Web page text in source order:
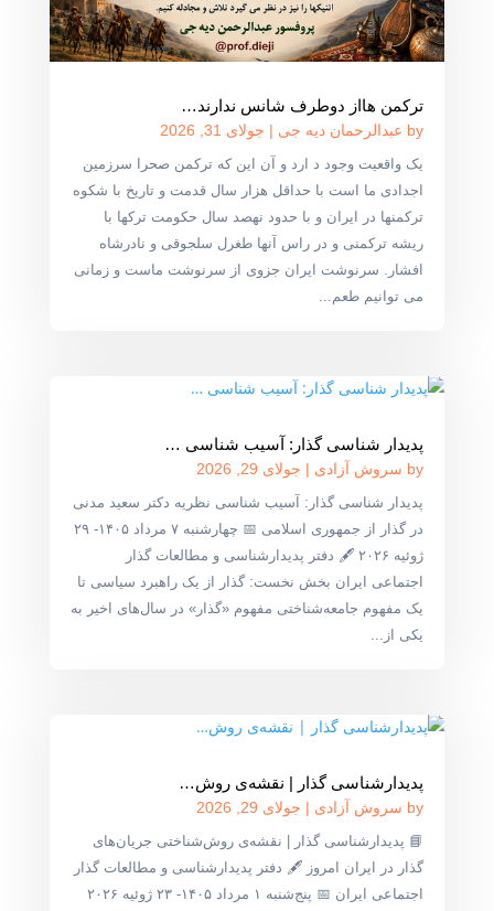
ترکمن هااز دوطرف شانس ندارند…
by عبدالرحمان دیه جی | جولای 31, 2026
یک واقعیت وجود د ارد و آن این که ترکمن صحرا سرزمین
اجدادی ما است با حداقل هزار سال قدمت و تاریخ با شکوه
ترکمنها در ایران و با حدود نهصد سال حکومت ترکها با
ریشه ترکمنی و در راس آنها طغرل سلجوقی و نادرشاه
افشار. سرنوشت ایران جزوی از سرنوشت ماست و زمانی
می توانیم طعم...
پدیدار شناسی گذار: آسیب شناسی …
by سروش آزادی | جولای 29, 2026
پدیدار شناسی گذار: آسیب شناسی نظریه دکتر سعید مدنی
در گذار از جمهوری اسلامی 📅 چهارشنبه ۷ مرداد ۱۴۰۵- ۲۹
ژوئیه ۲۰۲۶ 🖋 دفتر پدیدارشناسی و مطالعات گذار
اجتماعی ایران بخش نخست: گذار از یک راهبرد سیاسی تا
یک مفهوم جامعه‌شناختی مفهوم «گذار» در سال‌های اخیر به
یکی از...
پدیدارشناسی گذار | نقشه‌ی روش‌…
by سروش آزادی | جولای 29, 2026
📘 پدیدارشناسی گذار | نقشه‌ی روش‌شناختی جریان‌های
گذار در ایران امروز 🖋 دفتر پدیدارشناسی و مطالعات گذار
اجتماعی ایران 📅 پنج‌شنبه ۱ مرداد ۱۴۰۵- ۲۳ ژوئیه ۲۰۲۶